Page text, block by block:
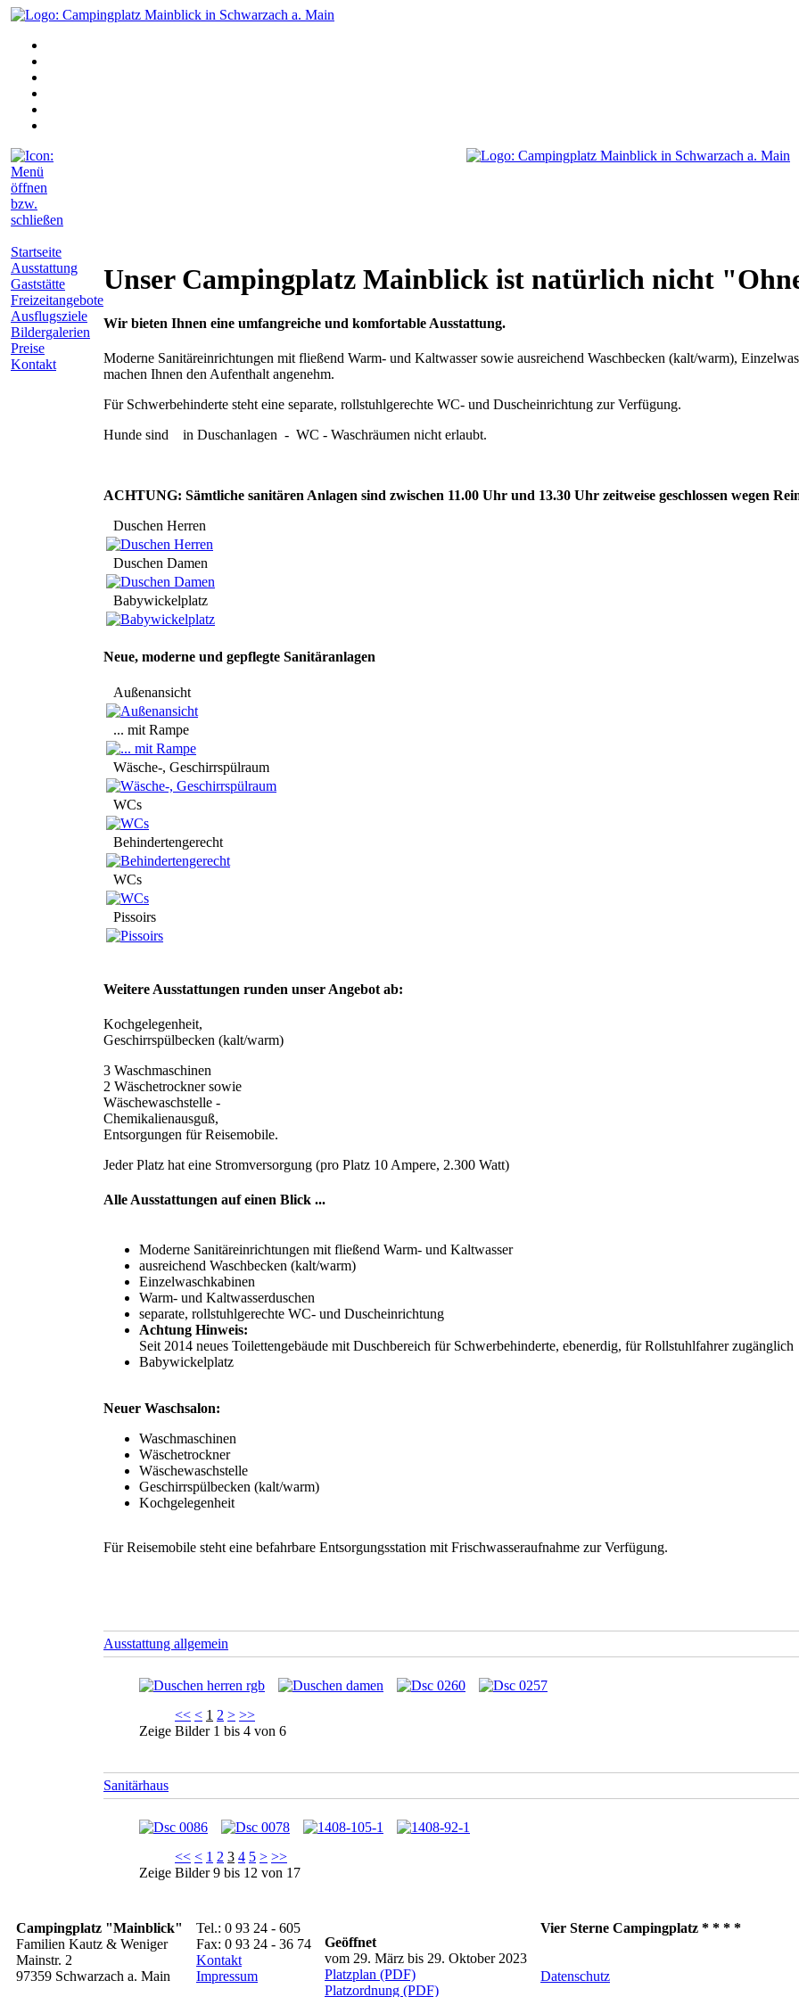
Startseite
Ausstattung
Gaststätte
Freizeitangebote
Ausflugsziele
Bildergalerien
Preise
Kontakt
Unser Campingplatz Mainblick ist natürlich nicht
Wir bieten Ihnen eine umfangreiche und komfortable Ausstattung.
Moderne Sanitäreinrichtungen mit fließend Warm- und Kaltwasser sowie ausreichend Waschbecken (kalt/warm),
machen Ihnen den Aufenthalt angenehm.
Für Schwerbehinderte steht eine separate, rollstuhlgerechte WC- und Duscheinrichtung zur Verfügung.
Hunde sind in Duschanlagen - WC - Waschräumen nicht erlaubt.
ACHTUNG: Sämtliche sanitären Anlagen sind zwischen 11.00 Uhr und 13.30 Uhr zeitweise geschlossen wegen
Duschen Herren
Duschen Damen
Babywickelplatz
Neue, moderne und gepflegte Sanitäranlagen
Außenansicht
... mit Rampe
Wäsche-, Geschirrspülraum
WCs
Behindertengerecht
WCs
Pissoirs
Weitere Ausstattungen runden unser Angebot ab:
Kochgelegenheit,
Geschirrspülbecken (kalt/warm)
3 Waschmaschinen
2 Wäschetrockner sowie
Wäschewaschstelle -
Chemikalienausguß,
Entsorgungen für Reisemobile.
Jeder Platz hat eine Stromversorgung (pro Platz 10 Ampere, 2.300 Watt)
Alle Ausstattungen auf einen Blick ...
Moderne Sanitäreinrichtungen mit fließend Warm- und Kaltwasser
ausreichend Waschbecken (kalt/warm)
Einzelwaschkabinen
Warm- und Kaltwasserduschen
separate, rollstuhlgerechte WC- und Duscheinrichtung
Achtung Hinweis:
Seit 2014 neues Toilettengebäude mit Duschbereich für Schwerbehinderte, ebenerdig, für Rollstuhlfahrer zugänglich
Babywickelplatz
Neuer Waschsalon:
Waschmaschinen
Wäschetrockner
Wäschewaschstelle
Geschirrspülbecken (kalt/warm)
Kochgelegenheit
Für Reisemobile steht eine befahrbare Entsorgungsstation mit Frischwasseraufnahme zur Verfügung.
Ausstattung allgemein
<< < 1 2 > >>
Zeige Bilder 1 bis 4 von 6
Sanitärhaus
<< < 1 2 3 4 5 > >>
Zeige Bilder9 bis 12 von 17
Campingplatz "Mainblick"
Familien Kautz & Weniger
Mainstr. 2
97359 Schwarzach a. Main
Tel.: 0 93 24 - 605
Fax: 0 93 24 - 36 74
Kontakt
Impressum
Geöffnet
vom 29. März bis 29. Oktober 2023
Platzplan (PDF)
Platzordnung (PDF)
Vier Sterne Campingplatz * * * *
Datenschutz